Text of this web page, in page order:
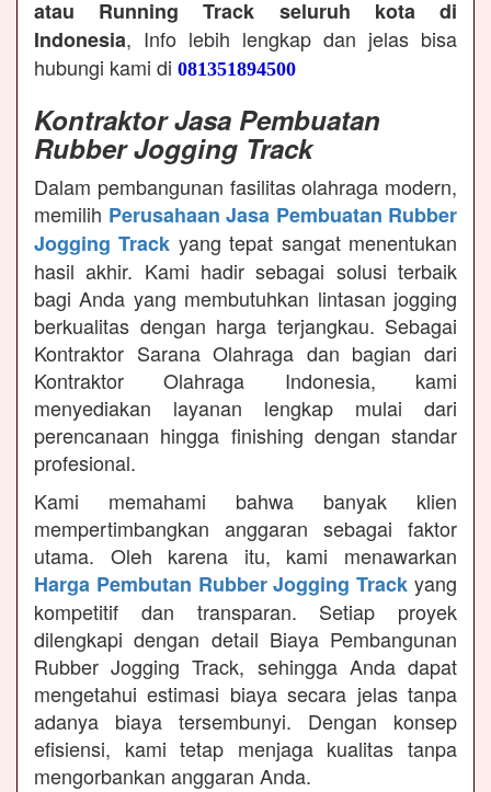
atau Running Track seluruh kota di
Indonesia, Info lebih lengkap dan jelas bisa
hubungi kami di 081351894500
Kontraktor Jasa Pembuatan
Rubber Jogging Track
Dalam pembangunan fasilitas olahraga modern,
memilih Perusahaan Jasa Pembuatan Rubber
Jogging Track yang tepat sangat menentukan
hasil akhir. Kami hadir sebagai solusi terbaik
bagi Anda yang membutuhkan lintasan jogging
berkualitas dengan harga terjangkau. Sebagai
Kontraktor Sarana Olahraga dan bagian dari
Kontraktor Olahraga Indonesia, kami
menyediakan layanan lengkap mulai dari
perencanaan hingga finishing dengan standar
profesional.
Kami memahami bahwa banyak klien
mempertimbangkan anggaran sebagai faktor
utama. Oleh karena itu, kami menawarkan
Harga Pembutan Rubber Jogging Track yang
kompetitif dan transparan. Setiap proyek
dilengkapi dengan detail Biaya Pembangunan
Rubber Jogging Track, sehingga Anda dapat
mengetahui estimasi biaya secara jelas tanpa
adanya biaya tersembunyi. Dengan konsep
efisiensi, kami tetap menjaga kualitas tanpa
mengorbankan anggaran Anda.